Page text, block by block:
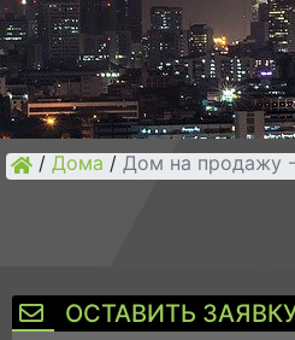
/ Дома / Дом на продажу
ОСТАВИТЬ